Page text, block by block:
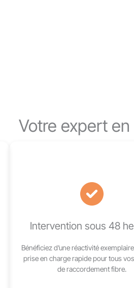
Votre expert
Intervention sous 48
Bénéficiez d’une réactivité
prise en charge rapide pour tous
de raccordement fibre.